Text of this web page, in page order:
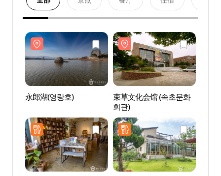
永郎湖(영랑호)
束草文化会馆 (속초문화
회관)